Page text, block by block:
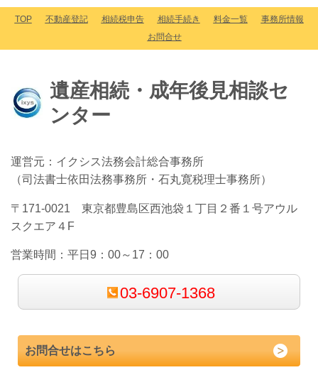
TOP 不動産登記 相続税申告 相続手続き 料金一覧
事務所情報
お問合せ
遺産相続・成年後見相談セ
ンター
運営元：イクシス法務会計総合事務所
（司法書士依田法務事務所・石丸寛税理士事務所）
〒171-0021 東京都豊島区西池袋１丁目２番１号アウル
スクエア４F
営業時間： 平日9：00～17：00
03-6907-1368
お問合せはこちら